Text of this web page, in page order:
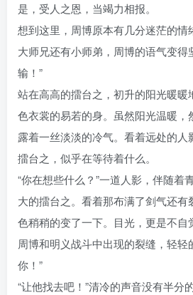
是，受人之恩，当竭力相报。
想到这里，周博原本有几分迷茫的情
大师兄还有小师弟，周博的语气变得
输！”
站在高高的擂台之，初升的阳光暖暖
色衣裳的易若的身。虽然阳光温暖，
露着一丝淡淡的冷气。看着远处的人
擂台之，似乎在等待着什么。
“你在想些什么？”一道人影，伴随着
大的擂台之。看着那布满了剑气还
色稍稍的变了一下。目光，更是不自
周博和明义战斗中出现的裂缝，轻轻
你！”
“让他找去吧！”清冷的声音没有半分